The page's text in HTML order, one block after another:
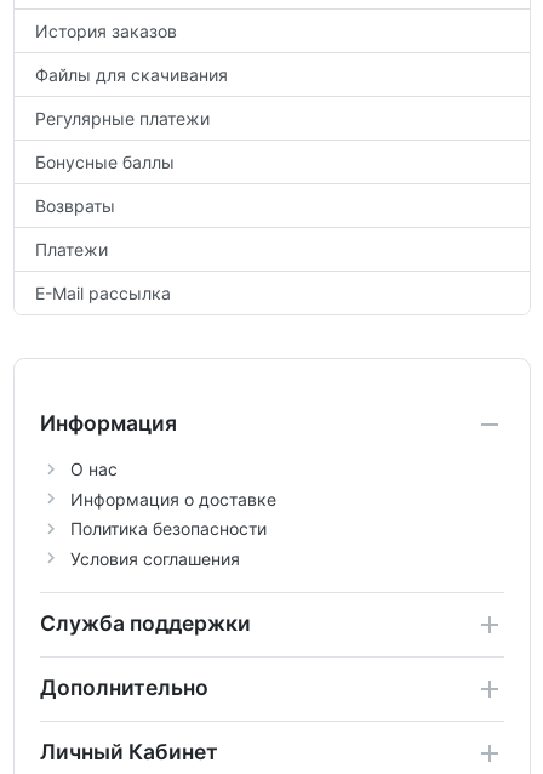
История заказов
Файлы для скачивания
Регулярные платежи
Бонусные баллы
Возвраты
Платежи
E-Mail рассылка
Информация
О нас
Информация о доставке
Политика безопасности
Условия соглашения
Служба поддержки
Дополнительно
Личный Кабинет